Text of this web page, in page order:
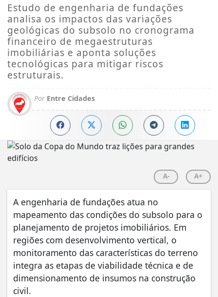
Estudo de engenharia de fundações
analisa os impactos das variações
geológicas do subsolo no cronograma
financeiro de megaestruturas
imobiliárias e aponta soluções
tecnológicas para mitigar riscos
estruturais.
Por Entre Cidades
A- A+
A engenharia de fundações atua no
mapeamento das condições do subsolo para o
planejamento de projetos imobiliários. Em
regiões com desenvolvimento vertical, o
monitoramento das características do terreno
integra as etapas de viabilidade técnica e de
dimensionamento de insumos na construção
civil.